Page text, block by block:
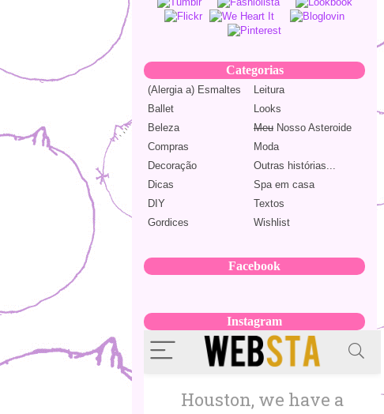
Categorias
(Alergia a) Esmaltes
Leitura
Ballet
Looks
Beleza
Meu Nosso Asteroide
Compras
Moda
Decoração
Outras histórias...
Dicas
Spa em casa
DIY
Textos
Gordices
Wishlist
Facebook
Instagram